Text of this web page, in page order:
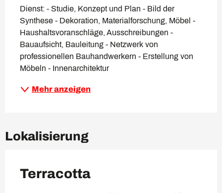
Dienst: - Studie, Konzept und Plan - Bild der
Synthese - Dekoration, Materialforschung, Möbel -
Haushaltsvoranschläge, Ausschreibungen -
Bauaufsicht, Bauleitung - Netzwerk von
professionellen Bauhandwerkern - Erstellung von
Möbeln - Innenarchitektur
Mehr anzeigen
Lokalisierung
Terracotta